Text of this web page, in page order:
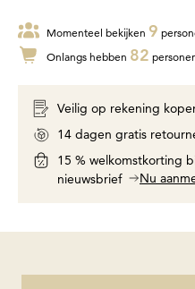
Momenteel bekijken 9
Onlangs hebben 82
Veilig op rekening
14 dagen gratis
15 % welkomstkorting
nieuwsbrief
Nu